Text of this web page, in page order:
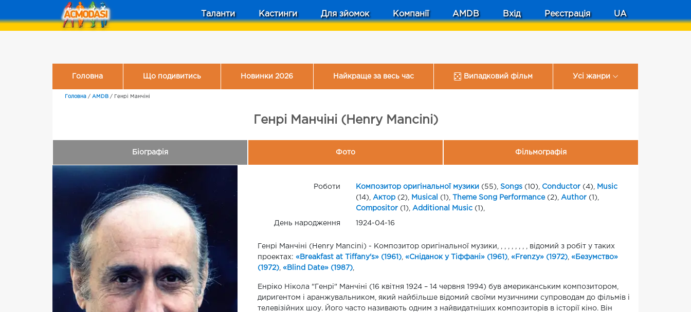
Таланти Кастинги Для зйомок Компанії AMDB Вхід Реєстрація UA
Головна Що подивитись Новинки 2026 Найкраще за весь час Випадковий фільм Усі жанри
Головна / AMDB / Генрі Манчіні
Генрі Манчіні (Henry Mancini)
Біографія Фото Фільмографія
Роботи Композитор оригінальної музики (55), Songs(10), Conductor(4),
Music
(14),
Актор(2), Musical (1), Theme Song Performance(2), Author(1),
Compositor(1), Additional Music(1),
День народження 1924-04-16
Генрі Манчіні (Henry Mancini) - Композитор оригінальної музики, , , , , , , , , відомий з робіт у таких
проектах: «Breakfast at Tiffany's» (1961) «Сніданок у Тіффані» (1961) «Frenzy» (1972) «Безумство»
(1972) «Blind Date» (1987)
Енріко Нікола "Генрі" Манчіні (16 квітня 1924 – 14 червня 1994) був американським композитором,
диригентом і аранжувальником, який найбільше відомий своїми музичними супроводам до фільмів і
телевізійних шоу. Його часто називають одним з найвидатніших композиторів в історії кіно. Він